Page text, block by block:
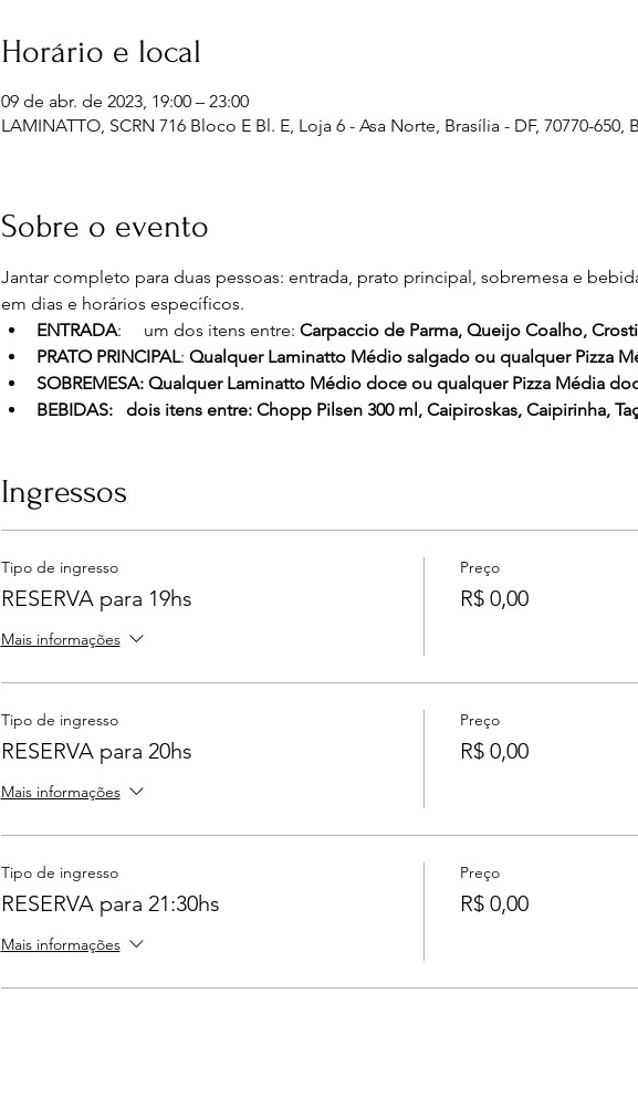
Horário e local
09 de abr. de 2023, 19:00 – 23:00
LAMINATTO, SCRN 716 Bloco E Bl. E, Loja 6 - Asa Norte, Brasília - DF, 70770-650,
Sobre o evento
Jantar completo para duas pessoas: entrada, prato principal, sobremesa e
em dias e horários específicos.
ENTRADA:     um dos itens entre: Carpaccio de Parma, Queijo Coalho,
PRATO PRINCIPAL: Qualquer Laminatto Médio salgado ou qualquer Pizza
SOBREMESA: Qualquer Laminatto Médio doce ou qualquer Pizza Média
BEBIDAS:   dois itens entre: Chopp Pilsen 300 ml, Caipiroskas, Caipirinha,
Ingressos
Tipo de ingresso
RESERVA para 19hs
Mais informações
Preço
R$ 0,00
Tipo de ingresso
RESERVA para 20hs
Mais informações
Preço
R$ 0,00
Tipo de ingresso
RESERVA para 21:30hs
Mais informações
Preço
R$ 0,00